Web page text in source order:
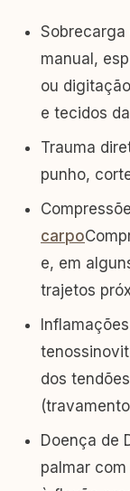
manual,
ou
e tecidos
Trauma
punho,
carpo
e, em
trajetos
dos
Doença de
palmar